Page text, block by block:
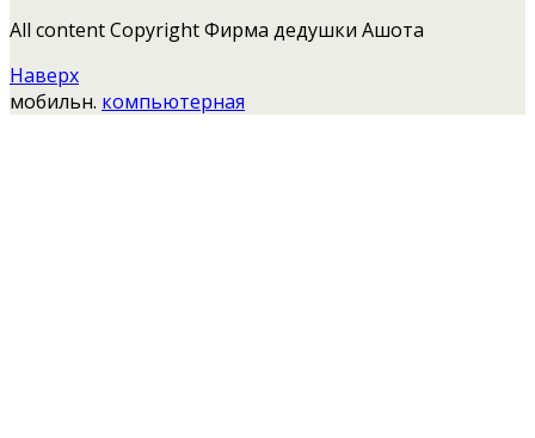
All content Copyright Фирма дедушки Ашота
Наверх
мобильн. компьютерная